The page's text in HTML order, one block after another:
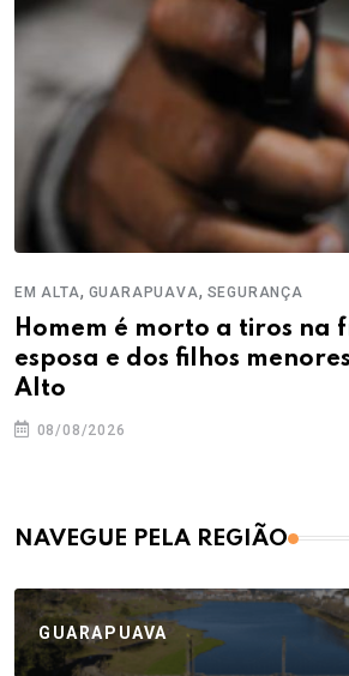
EM ALTA, GUARAPUAVA, SEGURANÇA
Homem é morto a tiros na
esposa e dos filhos
Alto
08/08/2026
NAVEGUE PELA REGIÃO
GUARAPUAVA